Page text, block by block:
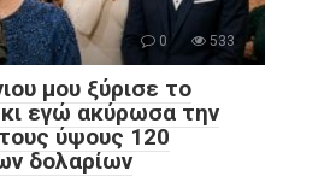
0 533
μου ξύρισε το
εγώ ακύρωσα την
ύψους 120
δολαρίων